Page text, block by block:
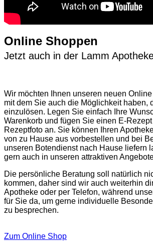
Online Shoppen
Jetzt auch in der Lamm
Wir möchten Ihnen unseren neuen
mit dem Sie auch die Möglichkeit haben,
einzulösen. Legen Sie einfach Ihre
Warenkorb und fügen Sie einen E-
Rezeptfoto an. Sie können Ihren
von zu Hause aus vorbestellen und bei
unseren Botendienst nach Hause liefern
gern auch in unseren attraktiven
Die persönliche Beratung soll natürlich
kommen, daher sind wir auch weiterhin
Apotheke oder per Telefon, während
für Sie da, um gerne individuelle
zu besprechen.
Zum Online Shop